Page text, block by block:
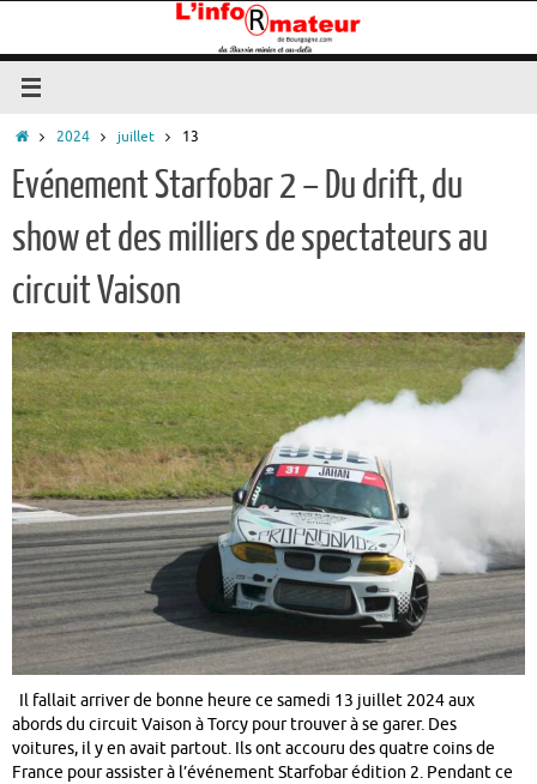
contenu
Accueil
2024 juillet 13
Evénement Starfobar 2 – Du drift, du
show et des milliers de spectateurs au
circuit Vaison
Il fallait arriver de bonne heure ce samedi 13 juillet 2024 aux
abords du circuit Vaison à Torcy pour trouver à se garer. Des
voitures, il y en avait partout. Ils ont accouru des quatre coins de
France pour assister à l’événement Starfobar édition 2. Pendant ce